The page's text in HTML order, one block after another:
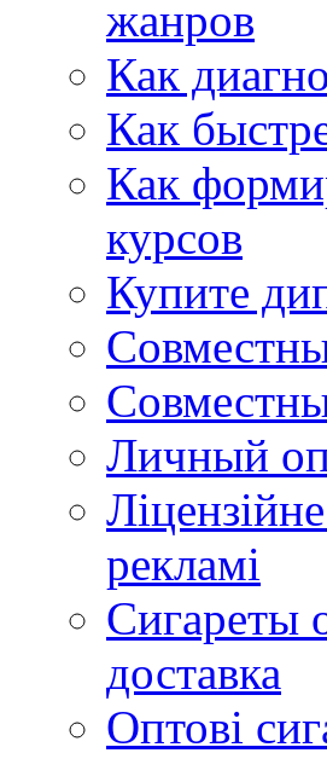
жанров
Как
Как
Как
курсов
Купите
Личный
рекламі
Сигареты
доставка
Оптові